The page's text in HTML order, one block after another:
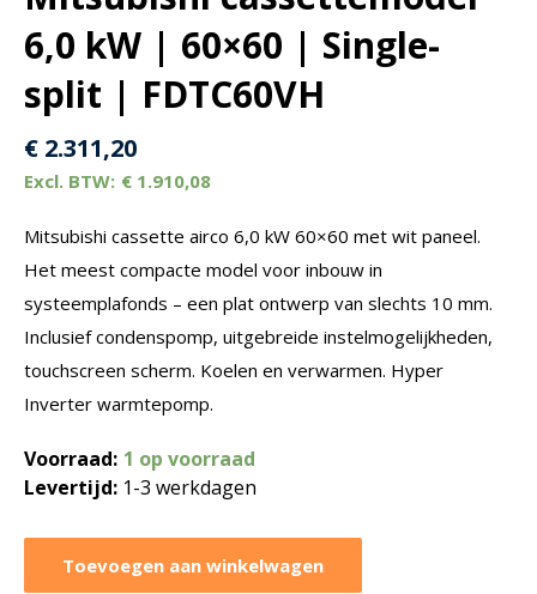
6,0 kW | 60×60 | Single-
split | FDTC60VH
€ 2.311,20
€ 1.910,08
Mitsubishi cassette airco 6,0 kW 60×60 met wit paneel.
Het meest compacte model voor inbouw in
systeemplafonds – een plat ontwerp van slechts 10 mm.
Inclusief condenspomp, uitgebreide instelmogelijkheden,
touchscreen scherm. Koelen en verwarmen. Hyper
Inverter warmtepomp.
Voorraad: 1 op voorraad
Levertijd: 1-3 werkdagen
cassettemodel
Toevoegen aan winkelwagen